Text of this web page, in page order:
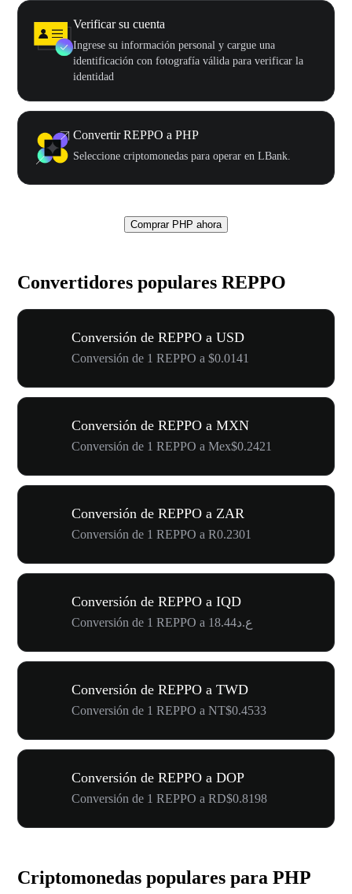
Verificar su cuenta
Ingrese su información personal y cargue una
identificación con fotografía válida para verificar la
identidad
Convertir REPPO a PHP
Seleccione criptomonedas para operar en LBank.
Comprar PHP ahora
Convertidores populares REPPO
Conversión de REPPO a USD
Conversión de 1 REPPO a $0.0141
Conversión de REPPO a MXN
Conversión de 1 REPPO a Mex$0.2421
Conversión de REPPO a ZAR
Conversión de 1 REPPO a R0.2301
Conversión de REPPO a IQD
Conversión de 1 REPPO a ع.د18.44
Conversión de REPPO a TWD
Conversión de 1 REPPO a NT$0.4533
Conversión de REPPO a DOP
Conversión de 1 REPPO a RD$0.8198
Criptomonedas populares para PHP